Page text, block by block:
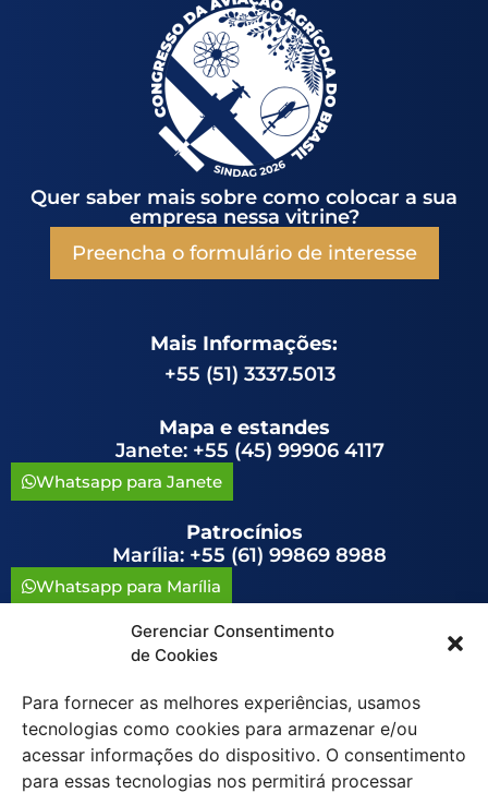
Gerenciar Consentimento
de Cookies
Para fornecer as melhores experiências, usamos
tecnologias como cookies para armazenar e/ou
acessar informações do dispositivo. O consentimento
para essas tecnologias nos permitirá processar
Quer saber mais sobre como colocar a sua
empresa nessa vitrine?
Preencha o formulário de interesse
Mais Informações:
+55 (51) 3337.5013
Mapa e estandes
Janete: +55 (45) 99906 4117
Whatsapp para Janete
Patrocínios
Marília: +55 (61) 99869 8988
Whatsapp para Marília
congressoavag@congressoavag.org.br